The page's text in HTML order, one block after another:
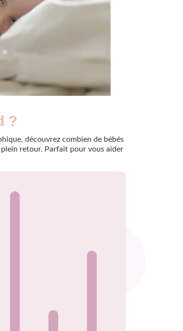
?
découvrez combien de bébés
retour. Parfait pour vous aider